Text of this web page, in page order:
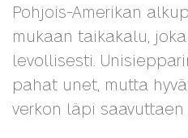
Pohjois-Amerikan
mukaan taikakalu,
levollisesti.
pahat unet, mutta
verkon läpi saavuttaen